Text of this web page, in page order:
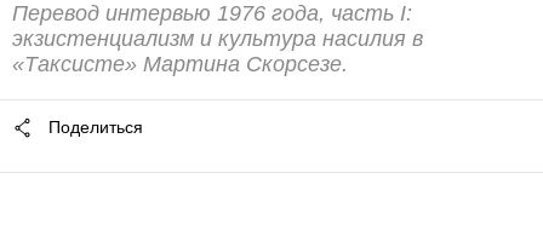
Перевод интервью 1976 года, часть I:
экзистенциализм и культура насилия в
«Таксисте» Мартина Скорсезе.
Поделиться